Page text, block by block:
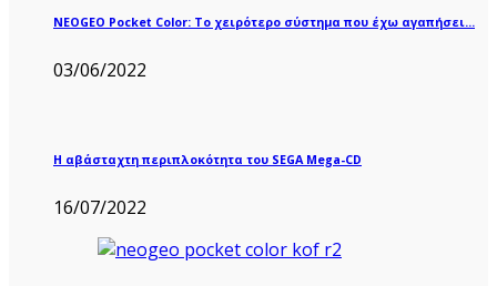
NEOGEO Pocket Color: Το χειρότερο σύστημα που έχω αγαπήσει…
03/06/2022
Η αβάσταχτη περιπλοκότητα του SEGA Mega-CD
16/07/2022